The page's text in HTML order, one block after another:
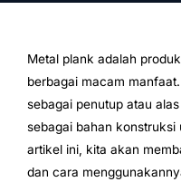
Metal plank adalah
berbagai macam
sebagai penutup atau
sebagai bahan
artikel ini, kita akan
dan cara